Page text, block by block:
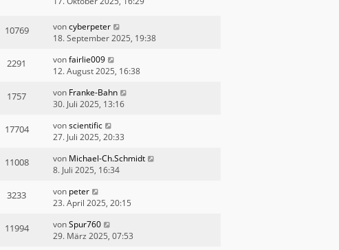
10769 voncyberpeter
18. September 2025, 19:38
2291 vonfairlie009
12. August 2025, 16:38
1757 von Franke-Bahn
30. Juli 2025, 13:16
17704 vonscientific
27. Juli 2025, 20:33
11008 von Michael-Ch.Schmidt
8. Juli 2025, 16:34
3233 von peter
23. April 2025, 20:15
11994 vonSpur760
29. März 2025, 07:53